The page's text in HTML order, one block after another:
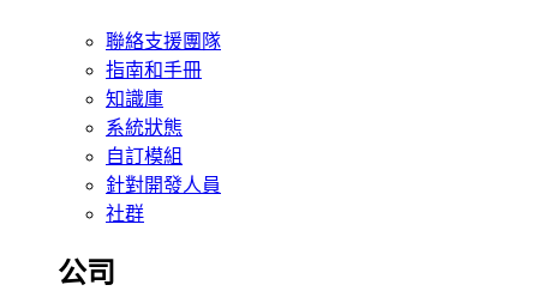
聯絡支援團隊
指南和手冊
知識庫
系統狀態
自訂模組
針對開發人員
社群
公司